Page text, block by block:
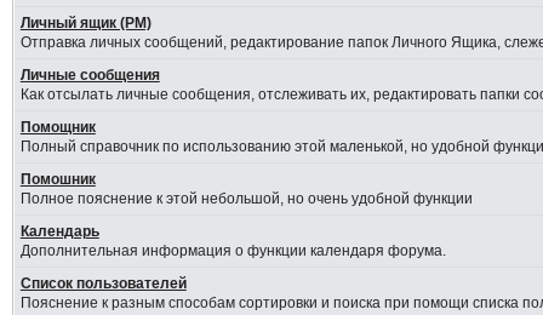
Личный ящик (PM)
Отправка личных сообщений, редактирование папок Личного Ящика,
Личные сообщения
Как отсылать личные сообщения, отслеживать их, редактировать папки
Помощник
Полный справочник по использованию этой маленькой, но удобной
Помошник
Полное пояснение к этой небольшой, но очень удобной функции
Календарь
Дополнительная информация о функции календаря форума.
Список пользователей
Пояснение к разным способам сортировки и поиска при помощи списка